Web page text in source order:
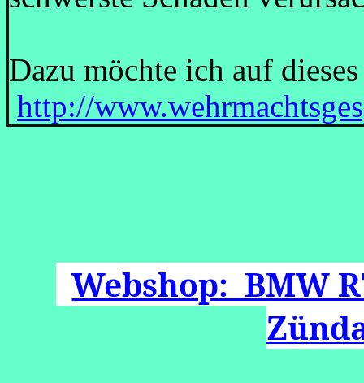
Dazu möchte ich auf
http://
Webshop: BMW